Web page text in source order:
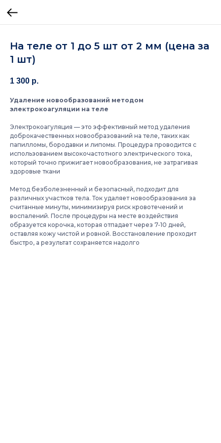
На теле от 1 до 5 шт от 2 мм (цена за
1 шт)
1 300 р.
Удаление новообразований методом
электрокоагуляции на теле
Электрокоагуляция — это эффективный метод удаления
доброкачественных новообразований на теле, таких как
папилломы, бородавки и липомы. Процедура проводится с
использованием высокочастотного электрического тока,
который точно прижигает новообразования, не затрагивая
здоровые ткани
Метод безболезненный и безопасный, подходит для
различных участков тела. Ток удаляет новообразования за
считанные минуты, минимизируя риск кровотечений и
воспалений. После процедуры на месте воздействия
образуется корочка, которая отпадает через 7-10 дней,
оставляя кожу чистой и ровной. Восстановление проходит
быстро, а результат сохраняется надолго